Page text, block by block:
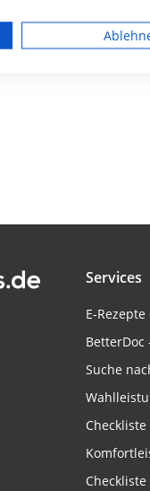
Services
E-
BetterDoc
Suche
Auswahl von
Werbung
personalisierter
von Inhalten
oder
Auswahl von